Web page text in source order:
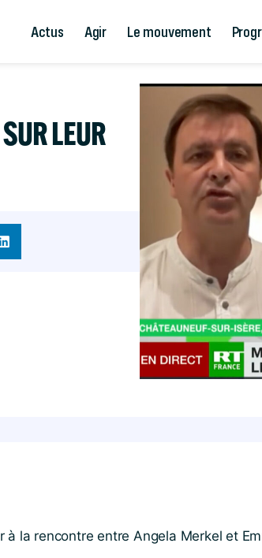
Actus Agir Le mouvement
LEUR
à la rencontre entre Angela Merkel et